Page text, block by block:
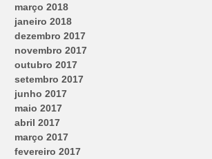
março 2018
janeiro 2018
dezembro 2017
novembro 2017
outubro 2017
setembro 2017
junho 2017
maio 2017
abril 2017
março 2017
fevereiro 2017